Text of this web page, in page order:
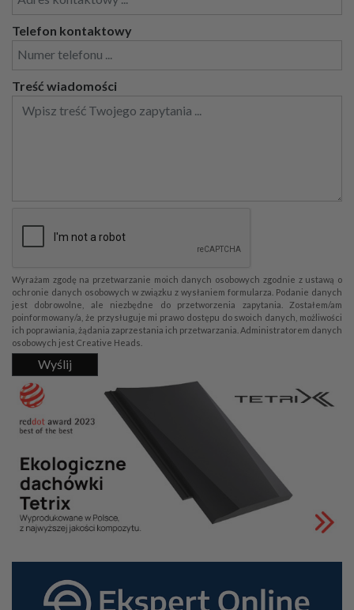
Telefon kontaktowy
Treść wiadomości
Wyrażam zgodę na przetwarzanie moich danych osobowych zgodnie z ustawą o
ochronie danych osobowych w związku z wysłaniem formularza. Podanie danych
jest dobrowolne, ale niezbędne do przetworzenia zapytania. Zostałem/am
poinformowany/a, że przysługuje mi prawo dostępu do swoich danych, możliwości
ich poprawiania, żądania zaprzestania ich przetwarzania. Administratorem danych
osobowych jest Creative Heads.
Wyślij